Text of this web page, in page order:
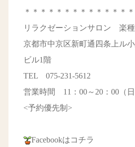
＊＊＊＊＊＊＊＊＊＊＊＊＊＊
リラクゼーションサロン 楽種
京都市中京区新町通四条上ル
ビル1階
TEL 075-231-5612
営業時間 11：00～20：00（日
<予約優先制>
Facebookはコチラ